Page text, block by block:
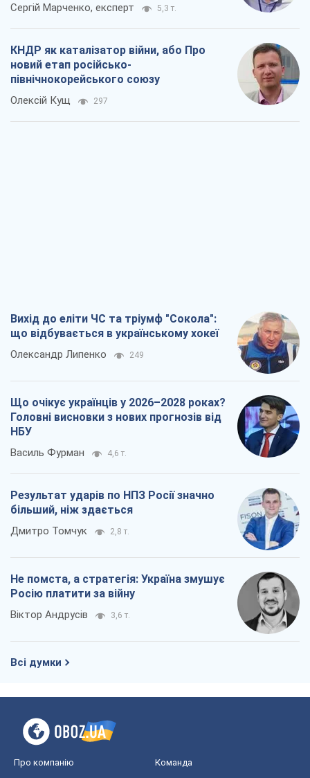
Сергій Марченко, експерт 5,3 т.
КНДР як каталізатор війни, або Про
новий етап російсько-
північнокорейського союзу
Олексій Кущ 297
Вихід до еліти ЧС та тріумф "Сокола":
що відбувається в українському хокеї
Олександр Липенко 249
Що очікує українців у 2026–2028 роках?
Головні висновки з нових прогнозів від
НБУ
Василь Фурман 4,6 т.
Результат ударів по НПЗ Росії значно
більший, ніж здається
Дмитро Томчук 2,8 т.
Не помста, а стратегія: Україна змушує
Росію платити за війну
Віктор Андрусів 3,6 т.
Всі думки
Про компанію Команда